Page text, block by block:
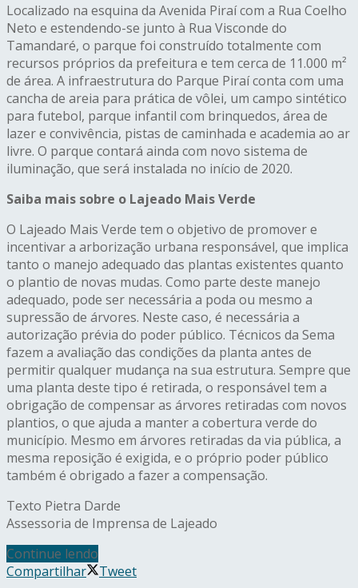
Localizado na esquina da Avenida Piraí com a Rua Coelho
Neto e estendendo-se junto à Rua Visconde do
Tamandaré, o parque foi construído totalmente com
recursos próprios da prefeitura e tem cerca de 11.000 m²
de área. A infraestrutura do Parque Piraí conta com uma
cancha de areia para prática de vôlei, um campo sintético
para futebol, parque infantil com brinquedos, área de
lazer e convivência, pistas de caminhada e academia ao ar
livre. O parque contará ainda com novo sistema de
iluminação, que será instalada no início de 2020.
Saiba mais sobre o Lajeado Mais Verde
O Lajeado Mais Verde tem o objetivo de promover e
incentivar a arborização urbana responsável, que implica
tanto o manejo adequado das plantas existentes quanto
o plantio de novas mudas. Como parte deste manejo
adequado, pode ser necessária a poda ou mesmo a
supressão de árvores. Neste caso, é necessária a
autorização prévia do poder público. Técnicos da Sema
fazem a avaliação das condições da planta antes de
permitir qualquer mudança na sua estrutura. Sempre que
uma planta deste tipo é retirada, o responsável tem a
obrigação de compensar as árvores retiradas com novos
plantios, o que ajuda a manter a cobertura verde do
município. Mesmo em árvores retiradas da via pública, a
mesma reposição é exigida, e o próprio poder público
também é obrigado a fazer a compensação.
Texto Pietra Darde
Assessoria de Imprensa de Lajeado
Continue lendo
Compartilhar
Tweet